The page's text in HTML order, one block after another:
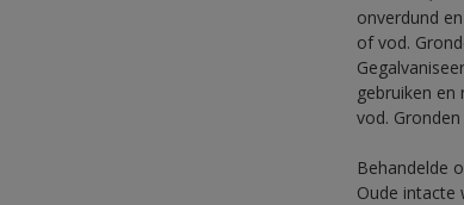
onverdund
of vod.
gebruiken
vod.
Behandelde
Oude intacte